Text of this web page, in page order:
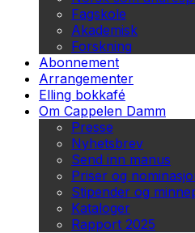
Fagskole
Akademisk
Forskning
Abonnement
Arrangementer
Elling bokkafé
Om Cappelen Damm
Presse
Nyhetsbrev
Send inn manus
Priser og
Stipender og
Kataloger
Rapport 2025